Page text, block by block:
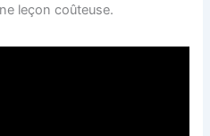
leçon coûteuse.